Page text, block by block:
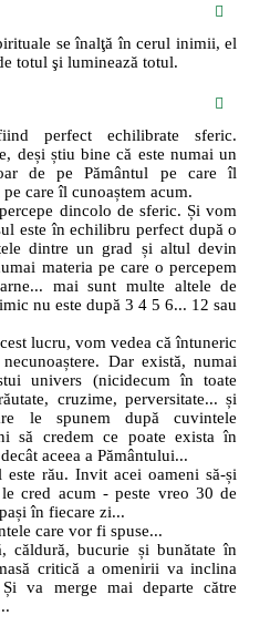
se înalţă în cerul inimii, el
totul şi luminează totul.
perfect echilibrate sferic.
deși știu bine că este numai un
de pe Pământul pe care îl
care îl cunoaștem acum.
dincolo de sferic. Și vom
este în echilibru perfect după o
dintre un grad și altul devin
materia pe care o percepem
mai sunt multe altele de
nu este după 3 4 5 6... 12 sau
lucru, vom vedea că întuneric
Dar există, numai
univers (nicidecum în toate
cruzime, perversitate... și
le spunem după cuvintele
să credem ce poate exista în
aceea a Pământului...
rău. Invit acei oameni să-și
cred acum - peste vreo 30 de
în fiecare zi...
care vor fi spuse...
căldură, bucurie și bunătate în
critică a omenirii va inclina
Și va merge mai departe către